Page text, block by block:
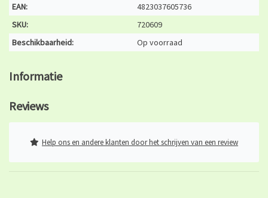
EAN:
4823037605736
SKU:
720609
Beschikbaarheid:
Op voorraad
Informatie
Reviews
Help ons en andere klanten door het schrijven van een review